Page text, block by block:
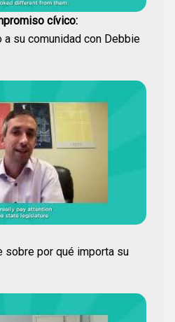
cívico:
su comunidad con Debbie
sobre por qué importa su